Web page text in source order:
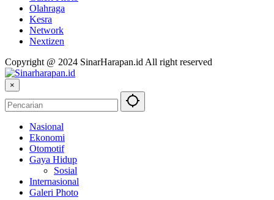
Olahraga
Kesra
Network
Nextizen
Copyright @ 2024 SinarHarapan.id All right reserved
×
Nasional
Ekonomi
Otomotif
Gaya Hidup
Sosial
Internasional
Galeri Photo